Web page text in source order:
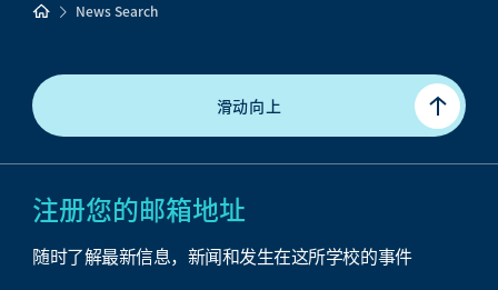
News Search
滑动向上
注册您的邮箱地址
随时了解最新信息，新闻和发生在这所学校的事件